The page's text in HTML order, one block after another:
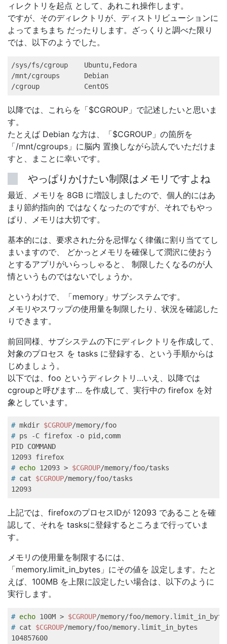
ィレクトリを起点 として、あれこれ操作します。
ですが、そのディレクトリが、ディストリビューションに
よってまちまち だったりします。ざっくりと調べた限り
では、以下のようでした。
/sys/fs/cgroup    Ubuntu,Fedora
/mnt/cgroups      Debian
/cgroup           CentOS
以降では、これらを「$CGROUP」で記述したいと思いま
す。
たとえば Debian な方は、「$CGROUP」の箇所を
「/mnt/cgroups」に脳内 置換しながら読んでいただけま
すと、まことに幸いです。
やっぱりかけたい制限はメモリですよね
最近、メモリを 8GB に増設しましたので、個人的にはあ
まり節約指向的 ではなくなったのですが、それでもやっ
ぱり、メモリは大切です。
基本的には、要求された分を忌憚なく律儀に割り当ててし
まいますので、 どかっとメモリを確保して潤沢に使おう
とするアプリがいらっしゃると、 制限したくなるのが人
情というものではないでしょうか。
というわけで、「memory」サブシステムです。
メモリやスワップの使用量を制限したり、状況を確認した
りできます。
前回同様、サブシステムの下にディレクトリを作成して、
対象のプロセス を tasks に登録する、という手順からは
じめましょう。
以下では、foo というディレクトリ…いえ、以降では
cgroupと呼びます… を作成して、実行中の firefox を対
象としています。
# mkdir $CGROUP/memory/foo
# ps -C firefox -o pid,comm
PID COMMAND
# echo 12093 > $CGROUP/memory/foo/tasks
# cat $CGROUP/memory/foo/tasks
12093
上記では、firefoxのプロセスIDが 12093 であることを確
認して、それを tasksに登録するところまで行っていま
す。
メモリの使用量を制限するには、
「memory.limit_in_bytes」にその値を 設定します。たと
えば、100MB を上限に設定したい場合は、以下のように
実行します。
# echo 100M > $CGROUP/memory/foo/
# cat $CGROUP/memory/foo/memory.limit_in_bytes
104857600